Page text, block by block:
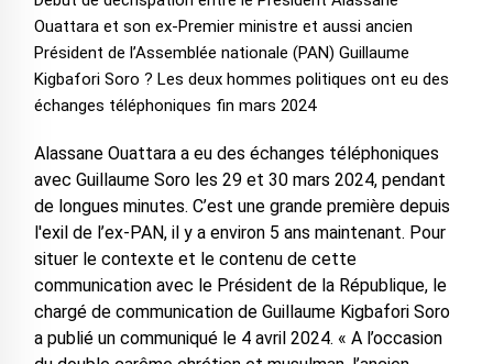
Ouattara et son ex-Premier ministre et aussi ancien
Président de l’Assemblée nationale (PAN) Guillaume
Kigbafori Soro ? Les deux hommes politiques ont eu des
échanges téléphoniques fin mars 2024
Alassane Ouattara a eu des échanges téléphoniques
avec Guillaume Soro les 29 et 30 mars 2024, pendant
de longues minutes. C’est une grande première depuis
l'exil de l’ex-PAN, il y a environ 5 ans maintenant. Pour
situer le contexte et le contenu de cette
communication avec le Président de la République, le
chargé de communication de Guillaume Kigbafori Soro
a publié un communiqué le 4 avril 2024. « A l’occasion